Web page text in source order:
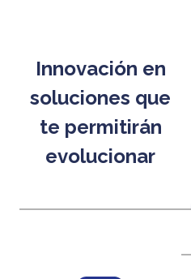
Innovación en
soluciones que
te permitirán
evolucionar